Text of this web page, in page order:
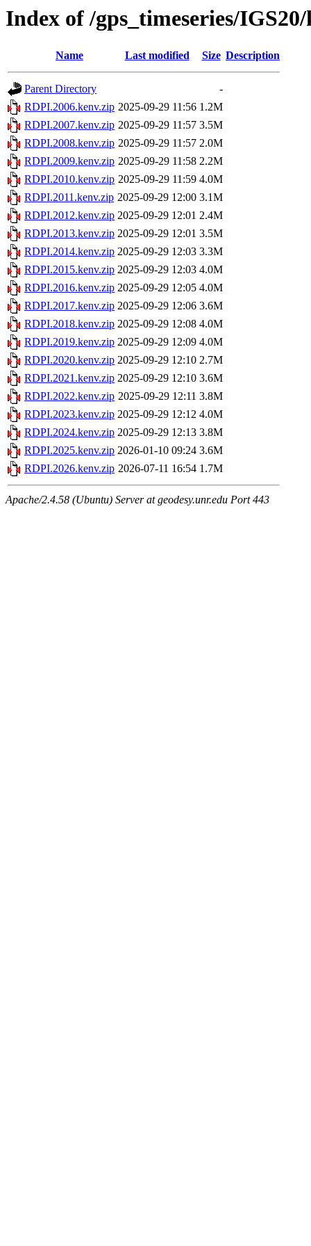
Index of /gps_timeseries/
Name Last modified Size Description
Parent Directory
-
RDPI.2006.kenv.zip 2025-09-29 11:56 1.2M
RDPI.2007.kenv.zip 2025-09-29 11:57 3.5M
RDPI.2008.kenv.zip 2025-09-29 11:57 2.0M
RDPI.2009.kenv.zip 2025-09-29 11:58 2.2M
RDPI.2010.kenv.zip 2025-09-29 11:59 4.0M
RDPI.2011.kenv.zip 2025-09-29 12:00 3.1M
RDPI.2012.kenv.zip 2025-09-29 12:01 2.4M
RDPI.2013.kenv.zip 2025-09-29 12:01 3.5M
RDPI.2014.kenv.zip 2025-09-29 12:03 3.3M
RDPI.2015.kenv.zip 2025-09-29 12:03 4.0M
RDPI.2016.kenv.zip 2025-09-29 12:05 4.0M
RDPI.2017.kenv.zip 2025-09-29 12:06 3.6M
RDPI.2018.kenv.zip 2025-09-29 12:08 4.0M
RDPI.2019.kenv.zip 2025-09-29 12:09 4.0M
RDPI.2020.kenv.zip 2025-09-29 12:10 2.7M
RDPI.2021.kenv.zip 2025-09-29 12:10 3.6M
RDPI.2022.kenv.zip 2025-09-29 12:11 3.8M
RDPI.2023.kenv.zip 2025-09-29 12:12 4.0M
RDPI.2024.kenv.zip 2025-09-29 12:13 3.8M
RDPI.2025.kenv.zip 2026-01-10 09:24 3.6M
RDPI.2026.kenv.zip 2026-07-11 16:54 1.7M
Apache/2.4.58 (Ubuntu) Server at geodesy.unr.edu Port 443